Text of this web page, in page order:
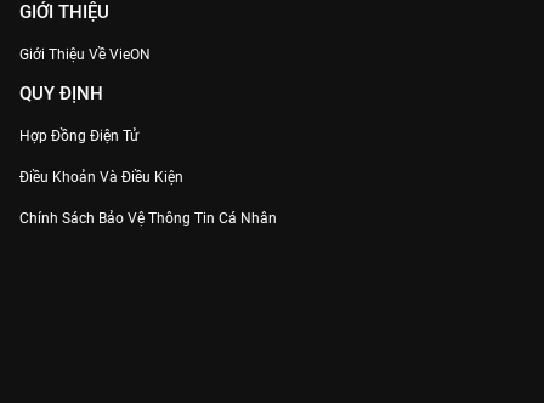
GIỚI THIỆU
Giới Thiệu Về VieON
QUY ĐỊNH
Hợp Đồng Điện Tử
Điều Khoản Và Điều Kiện
Chính Sách Bảo Vệ Thông Tin Cá Nhân